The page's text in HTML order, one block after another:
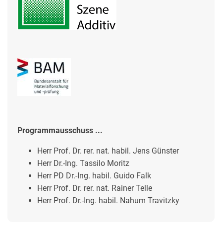
Programmausschuss ...
Herr Prof. Dr. rer. nat. habil. Jens Günster
Herr Dr.-Ing. Tassilo Moritz
Herr PD Dr.-Ing. habil. Guido Falk
Herr Prof. Dr. rer. nat. Rainer Telle
Herr Prof. Dr.-Ing. habil. Nahum Travitzky